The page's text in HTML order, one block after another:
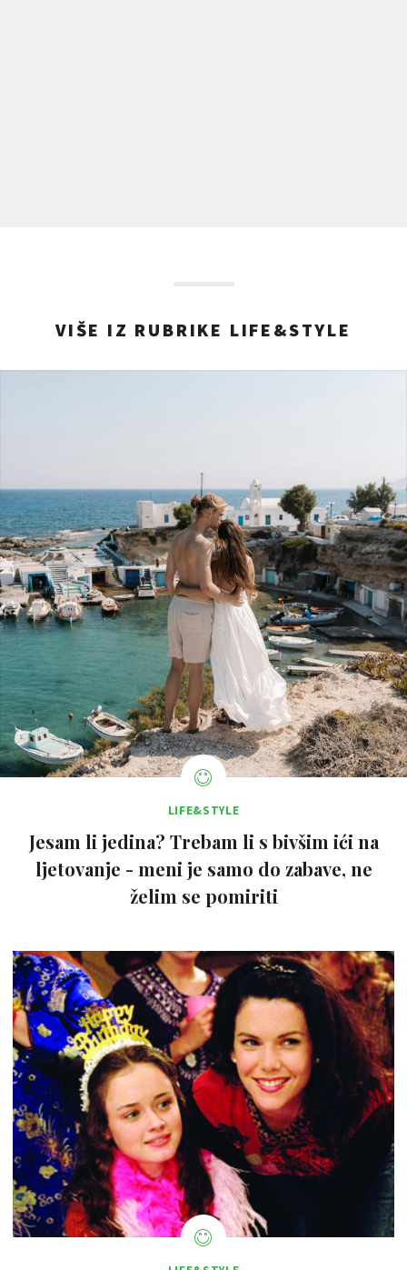
VIŠE IZ RUBRIKE LIFE&STYLE
LIFE&STYLE
Jesam li jedina? Trebam li s bivšim ići na
ljetovanje - meni je samo do zabave, ne
želim se pomiriti